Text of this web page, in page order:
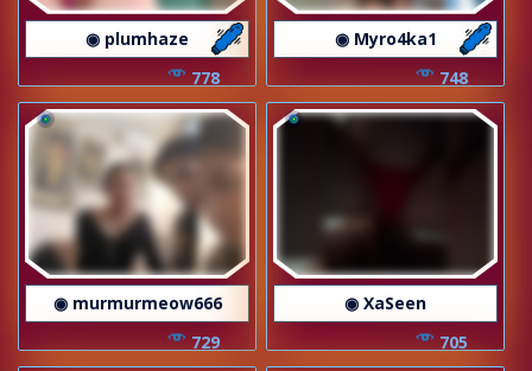
◉ plumhaze
778
◉ Myro4ka1
748
◉ murmurmeow666
729
◉ XaSeen
705